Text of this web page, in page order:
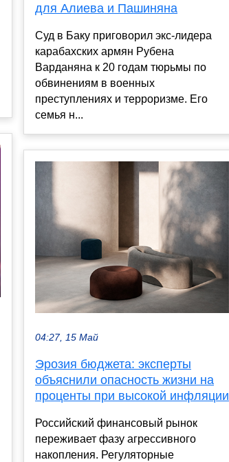
для Алиева и Пашиняна
Суд в Баку приговорил экс-лидера
карабахских армян Рубена
Варданяна к 20 годам тюрьмы по
обвинениям в военных
преступлениях и терроризме. Его
семья н...
04:27, 15 Май
Эрозия бюджета: эксперты
объяснили опасность жизни на
проценты при высокой инфляции
Российский финансовый рынок
переживает фазу агрессивного
накопления. Регуляторные